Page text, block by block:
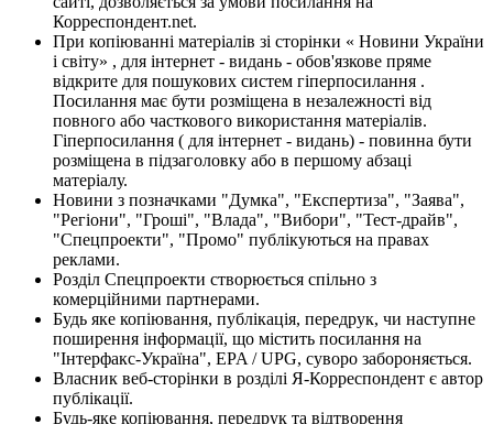
Корреспондент.net.
При копіюванні матеріалів зі сторінки « Новини України
і світу» , для інтернет - видань - обов'язкове пряме
відкрите для пошукових систем гіперпосилання .
Посилання має бути розміщена в незалежності від
повного або часткового використання матеріалів.
Гіперпосилання ( для інтернет - видань) - повинна бути
розміщена в підзаголовку або в першому абзаці
матеріалу.
Новини з позначками "Думка", "Експертиза", "Заява",
"Регіони", "Гроші", "Влада", "Вибори", "Тест-драйв",
"Спецпроекти", "Промо" публікуються на правах
реклами.
Розділ Спецпроекти створюється спільно з
комерційними партнерами.
Будь яке копіювання, публікація, передрук, чи наступне
поширення інформації, що містить посилання на
"Інтерфакс-Україна", EPA / UPG, суворо забороняється.
Власник веб-сторінки в розділі Я-Корреспондент є автор
публікації.
Будь-яке копіювання, передрук та відтворення